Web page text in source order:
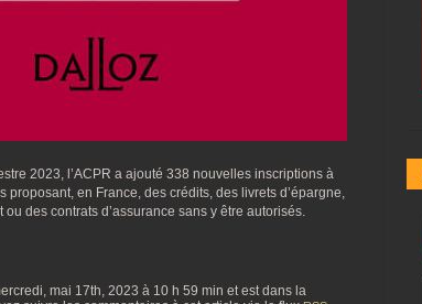
2023, l’ACPR a ajouté 338 nouvelles inscriptions à
proposant, en France, des crédits, des livrets d’épargne,
des contrats d’assurance sans y être autorisés.
mai 17th, 2023 à 10 h 59 min et est dans la